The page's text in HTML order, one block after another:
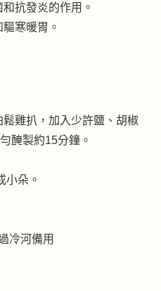
抗發炎的作用。
寒暖胃。
雞扒，加入少許鹽、胡椒
醃製約15分鐘。
小朵。
冷河備用